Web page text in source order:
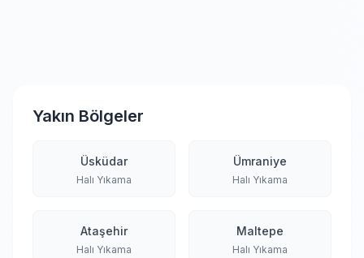
Yakın Bölgeler
Üsküdar
Halı Yıkama
Ümraniye
Halı Yıkama
Ataşehir
Halı Yıkama
Maltepe
Halı Yıkama